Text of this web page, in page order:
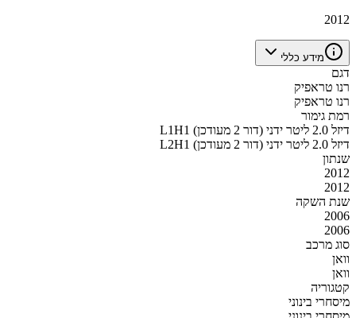
2012
מידע כללי
דגם
רנו טראפיק
רנו טראפיק
רמת גימור
L1H1 דיזל 2.0 ליטר ידני (דור 2 מעודכן)
L2H1 דיזל 2.0 ליטר ידני (דור 2 מעודכן)
שנתון
2012
2012
שנת השקה
2006
2006
סוג מרכב
וואן
וואן
קטגוריה
מיסחרי בינוני